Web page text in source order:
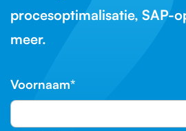
procesoptimalisatie, SAP-
meer.
Voornaam*